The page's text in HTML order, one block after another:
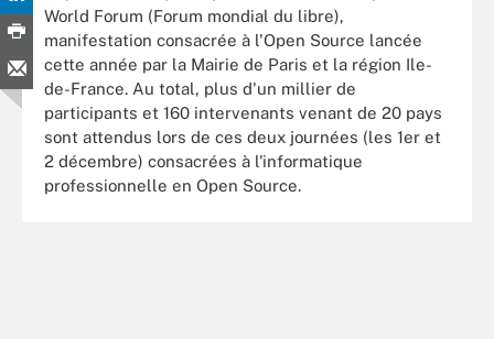
World Forum (Forum mondial du libre),
manifestation consacrée à l'Open Source lancée
cette année par la Mairie de Paris et la région Ile-
de-France. Au total, plus d'un millier de
participants et 160 intervenants venant de 20 pays
sont attendus lors de ces deux journées (les 1er et
2 décembre) consacrées à l'informatique
professionnelle en Open Source.